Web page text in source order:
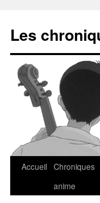
Les
Accueil Chroniques
anime